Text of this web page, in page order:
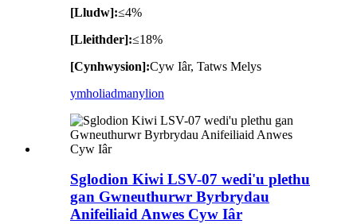
[Lludw]:≤4%
[Lleithder]:≤18%
[Cynhwysion]:Cyw Iâr, Tatws Melys
ymholiadmanylion
Sglodion Kiwi LSV-07 wedi'u plethu
gan Gwneuthurwr Byrbrydau
Anifeiliaid Anwes Cyw Iâr